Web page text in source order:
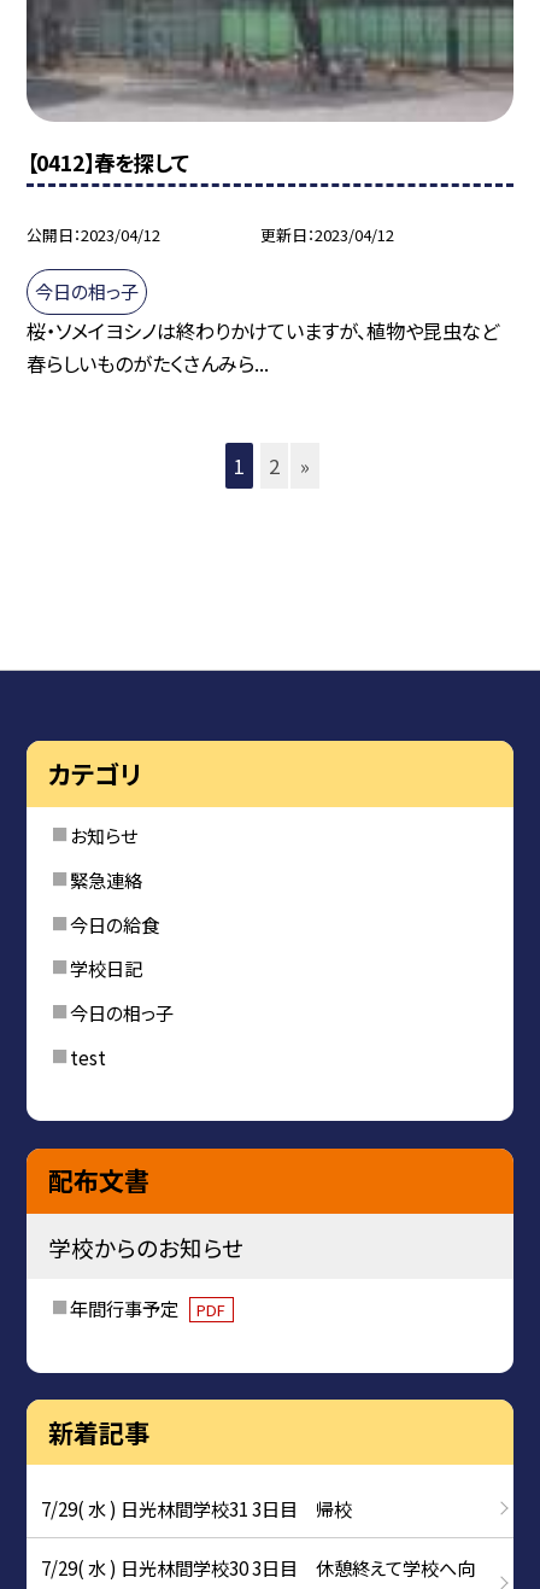
【0412】春を探して
公開日 2023/04/12 更新日 2023/04/12
今日の相っ子
桜・ソメイヨシノは終わりかけていますが、植物や昆虫など
春らしいものがたくさんみら...
1 2 »
カテゴリ
お知らせ
緊急連絡
今日の給食
学校日記
今日の相っ子
test
配布文書
学校からのお知らせ
年間行事予定 PDF
新着記事
7/29( 水 ) 日光林間学校31 3日目 帰校
7/29( 水 ) 日光林間学校30 3日目 休憩終えて学校へ向